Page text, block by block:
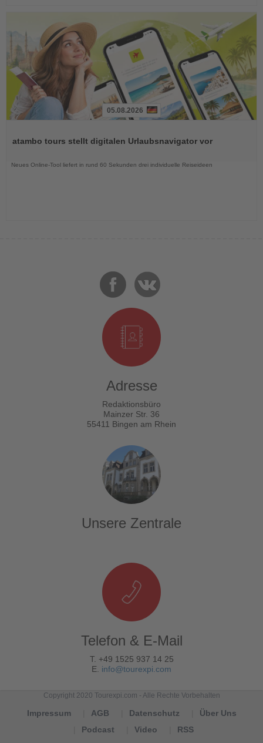
die
05.08.2026
atambo tours stellt digitalen Urlaubsnavigator vor
Neues Online-Tool liefert in rund 60 Sekunden drei individuelle Reiseideen
Adresse
Redaktionsbüro
Mainzer Str. 36
55411 Bingen am Rhein
Unsere Zentrale
Telefon & E-Mail
T. +49 1525 937 14 25
E. info@tourexpi.com
Copyright 2020 Tourexpi.com - Alle Rechte Vorbehalten
Impressum AGB Datenschutz
Über Uns
Podcast
Video RSS